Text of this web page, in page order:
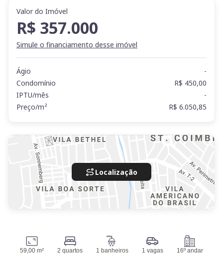
Valor do Imóvel
R$ 357.000
Simule o financiamento desse imóvel
Ágio
-
Condomínio
R$ 450,00
IPTU/mês
-
Preço/m²
R$ 6.050,85
Localização
59,00 m² 2 quartos 1 banheiros 1 vagas 16º andar